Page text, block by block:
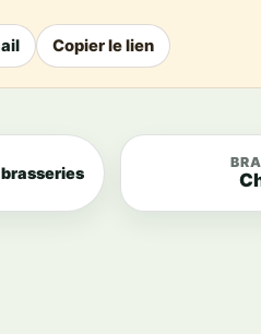
Copier le lien